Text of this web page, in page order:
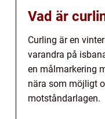
Vad är
Curling är en
varandra på
en målmarkering
nära som möjligt
motståndarlagen.